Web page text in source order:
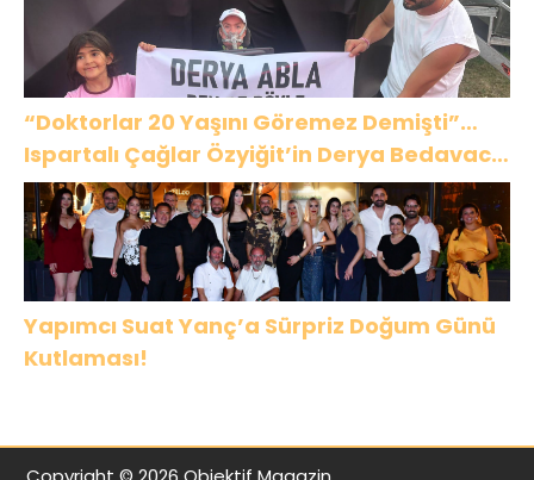
“Doktorlar 20 Yaşını Göremez Demişti”…
Ispartalı Çağlar Özyiğit’in Derya Bedavacı
Buluşması Duygulandırdı
Yapımcı Suat Yanç’a Sürpriz Doğum Günü
Kutlaması!